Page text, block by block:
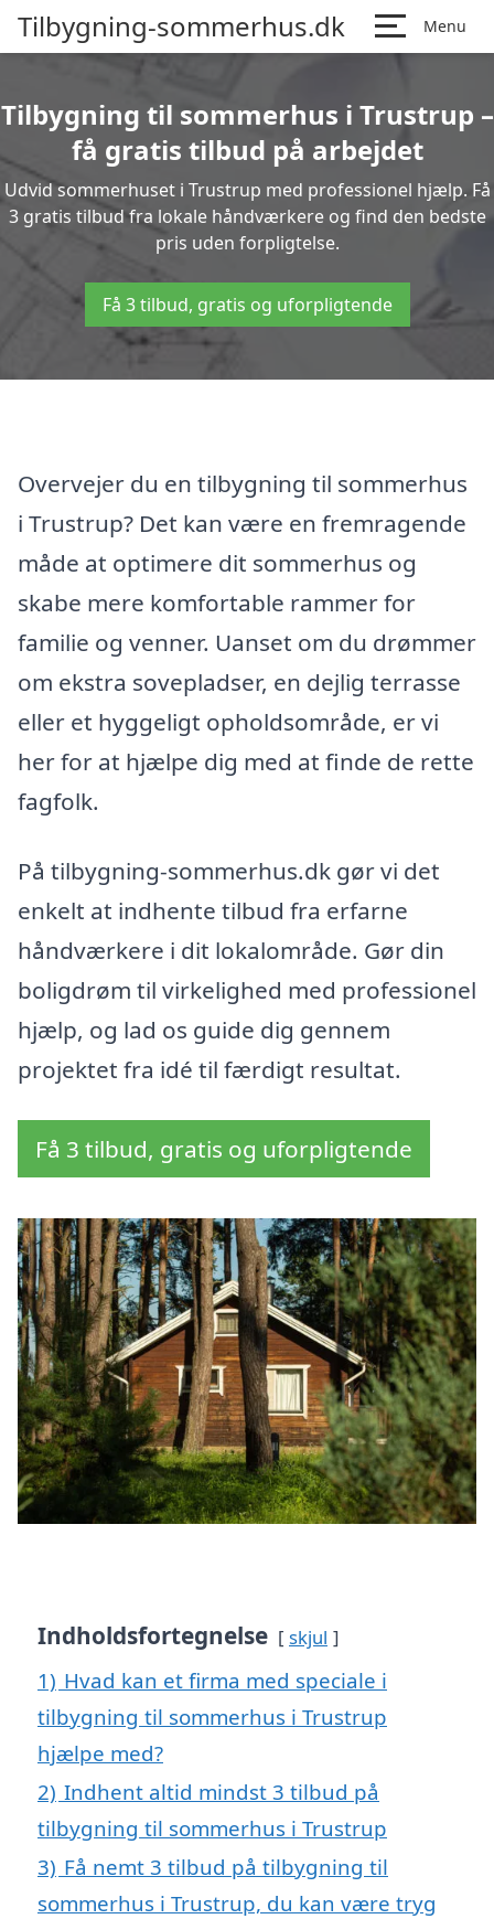
Tilbygning-sommerhus.dk Menu
Tilbygning til sommerhus i Trustrup –
få gratis tilbud på arbejdet
Udvid sommerhuset i Trustrup med professionel hjælp. Få
3 gratis tilbud fra lokale håndværkere og find den bedste
pris uden forpligtelse.
Få 3 tilbud, gratis og uforpligtende
Overvejer du en tilbygning til sommerhus
i Trustrup? Det kan være en fremragende
måde at optimere dit sommerhus og
skabe mere komfortable rammer for
familie og venner. Uanset om du drømmer
om ekstra sovepladser, en dejlig terrasse
eller et hyggeligt opholdsområde, er vi
her for at hjælpe dig med at finde de rette
fagfolk.
På tilbygning-sommerhus.dk gør vi det
enkelt at indhente tilbud fra erfarne
håndværkere i dit lokalområde. Gør din
boligdrøm til virkelighed med professionel
hjælp, og lad os guide dig gennem
projektet fra idé til færdigt resultat.
Få 3 tilbud, gratis og uforpligtende
Indholdsfortegnelse skjul
1) Hvad kan et firma med speciale i
tilbygning til sommerhus i Trustrup
hjælpe med?
2) Indhent altid mindst 3 tilbud på
tilbygning til sommerhus i Trustrup
3) Få nemt 3 tilbud på tilbygning til
sommerhus i Trustrup, du kan være tryg